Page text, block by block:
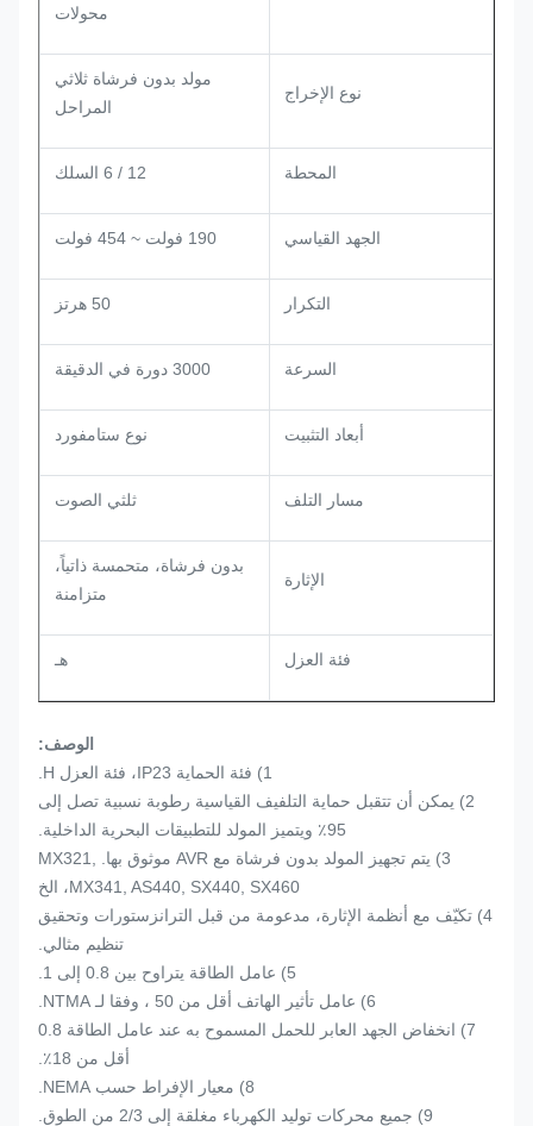
محولات
نوع الإخراج
مولد بدون فرشاة ثلاثي
المراحل
المحطة 12 / 6 السلك
الجهد القياسي 190 فولت ~ 454 فولت
التكرار 50 هرتز
السرعة 3000 دورة في الدقيقة
أبعاد التثبيت نوع ستامفورد
مسار التلف ثلثي الصوت
الإثارة
بدون فرشاة، متحمسة ذاتياً،
متزامنة
فئة العزل هـ
الوصف:
1) فئة الحماية IP23، فئة العزل H.
2) يمكن أن تتقبل حماية التلفيف القياسية رطوبة نسبية تصل إلى
95٪ ويتميز المولد للتطبيقات البحرية الداخلية.
3) يتم تجهيز المولد بدون فرشاة مع AVR موثوق بها. MX321,
MX341, AS440, SX440, SX460، الخ
4) تكيّف مع أنظمة الإثارة، مدعومة من قبل الترانزستورات وتحقيق
تنظيم مثالي.
5) عامل الطاقة يتراوح بين 0.8 إلى 1.
6) عامل تأثير الهاتف أقل من 50 ، وفقا لـ NTMA.
7) انخفاض الجهد العابر للحمل المسموح به عند عامل الطاقة 0.8
أقل من 18٪.
8) معيار الإفراط حسب NEMA.
9) جميع محركات توليد الكهرباء مغلقة إلى 2/3 من الطوق.